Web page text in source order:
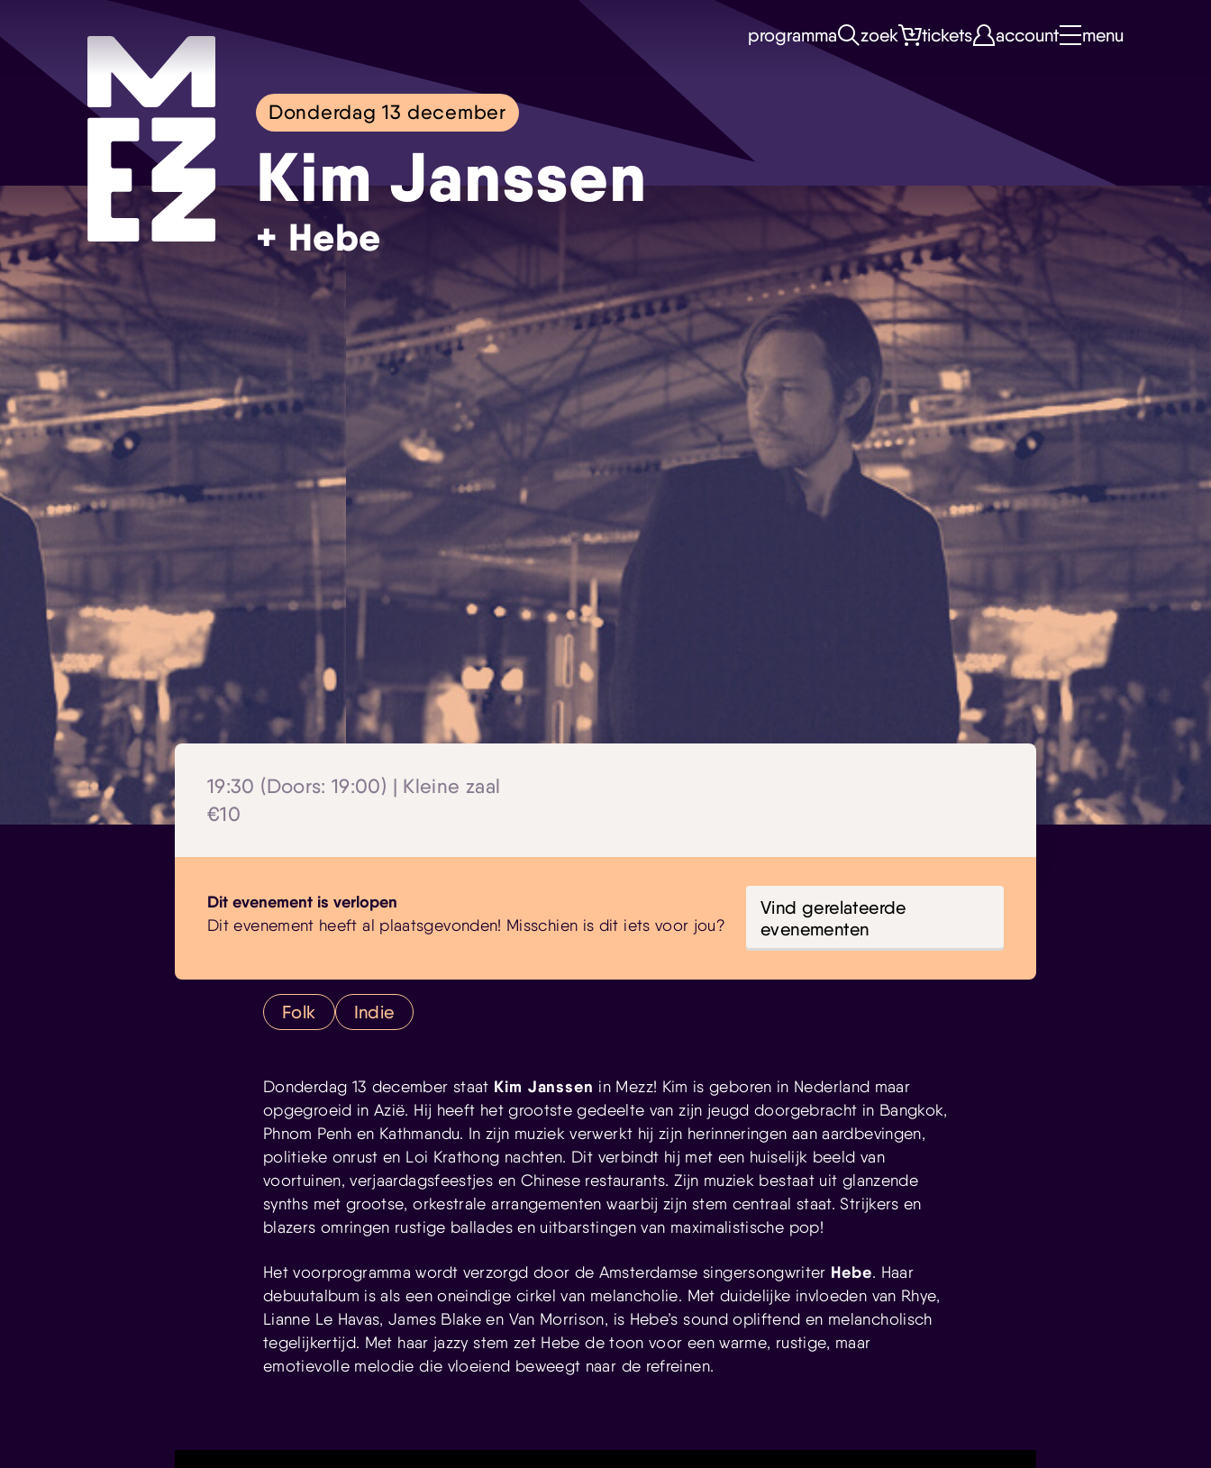
Skip navigatie
programma zoek tickets account menu
Donderdag 13 december
Kim Janssen
+ Hebe
19:30 (Doors: 19:00) | Kleine zaal
€10
Dit evenement is verlopen
Dit evenement heeft al plaatsgevonden! Misschien is dit iets voor jou?
Vind gerelateerde
evenementen
Folk Indie
Donderdag 13 december staat Kim Janssen in Mezz! Kim is geboren in Nederland maar
opgegroeid in Azië. Hij heeft het grootste gedeelte van zijn jeugd doorgebracht in Bangkok,
Phnom Penh en Kathmandu. In zijn muziek verwerkt hij zijn herinneringen aan aardbevingen,
politieke onrust en Loi Krathong nachten. Dit verbindt hij met een huiselijk beeld van
voortuinen, verjaardagsfeestjes en Chinese restaurants. Zijn muziek bestaat uit glanzende
synths met grootse, orkestrale arrangementen waarbij zijn stem centraal staat. Strijkers en
blazers omringen rustige ballades en uitbarstingen van maximalistische pop!
Het voorprogramma wordt verzorgd door de Amsterdamse singersongwriter Hebe. Haar
debuutalbum is als een oneindige cirkel van melancholie. Met duidelijke invloeden van Rhye,
Lianne Le Havas, James Blake en Van Morrison, is Hebe’s sound opliftend en melancholisch
tegelijkertijd. Met haar jazzy stem zet Hebe de toon voor een warme, rustige, maar
emotievolle melodie die vloeiend beweegt naar de refreinen.